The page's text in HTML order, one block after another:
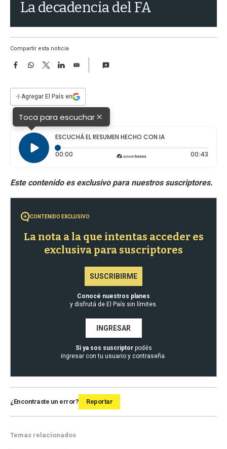
La decadencia del FA
Compartir esta noticia
F
e
b
o
o
W
s
p
p
T
w
t
r
L
I
n
E
i
l
+Agregar El País en
Toca para escuchar×
ESCUCHÁ EL RESUMEN HECHO CON IA
00:00 Tiempo transcurrido: 0 segundos 00:43
CONTENIDO EXCLUSIVO
La nota a la que intentas acceder es
exclusiva para suscriptores
SUSCRIBIRME
Conocé nuestros planes
y disfrutá de El País sin límites.
INGRESAR
Si ya sos suscriptorpodés
ingresar con tu usuario y contraseña.
¿Encontraste un error? Reportar
Temas relacionados